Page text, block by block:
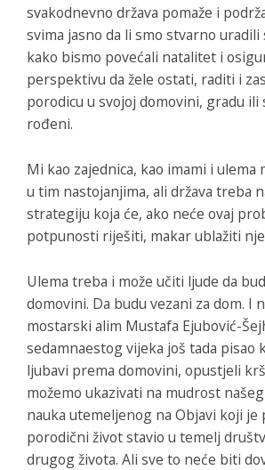
svakodnevno država pomaže i
svima jasno da li smo stvarno uradili
kako bismo povećali natalitet i
perspektivu da žele ostati, raditi i
porodicu u svojoj domovini, gradu ili
rođeni.
Mi kao zajednica, kao imami i ulema
u tim nastojanjima, ali država treba
strategiju koja će, ako neće ovaj
potpunosti riješiti, makar ublažiti
Ulema treba i može učiti ljude da
domovini. Da budu vezani za dom. I
mostarski alim Mustafa Ejubović-
sedamnaestog vijeka još tada pisao
ljubavi prema domovini, opustjeli
možemo ukazivati na mudrost
nauka utemeljenog na Objavi koji je
porodični život stavio u temelj
drugog života. Ali sve to neće biti